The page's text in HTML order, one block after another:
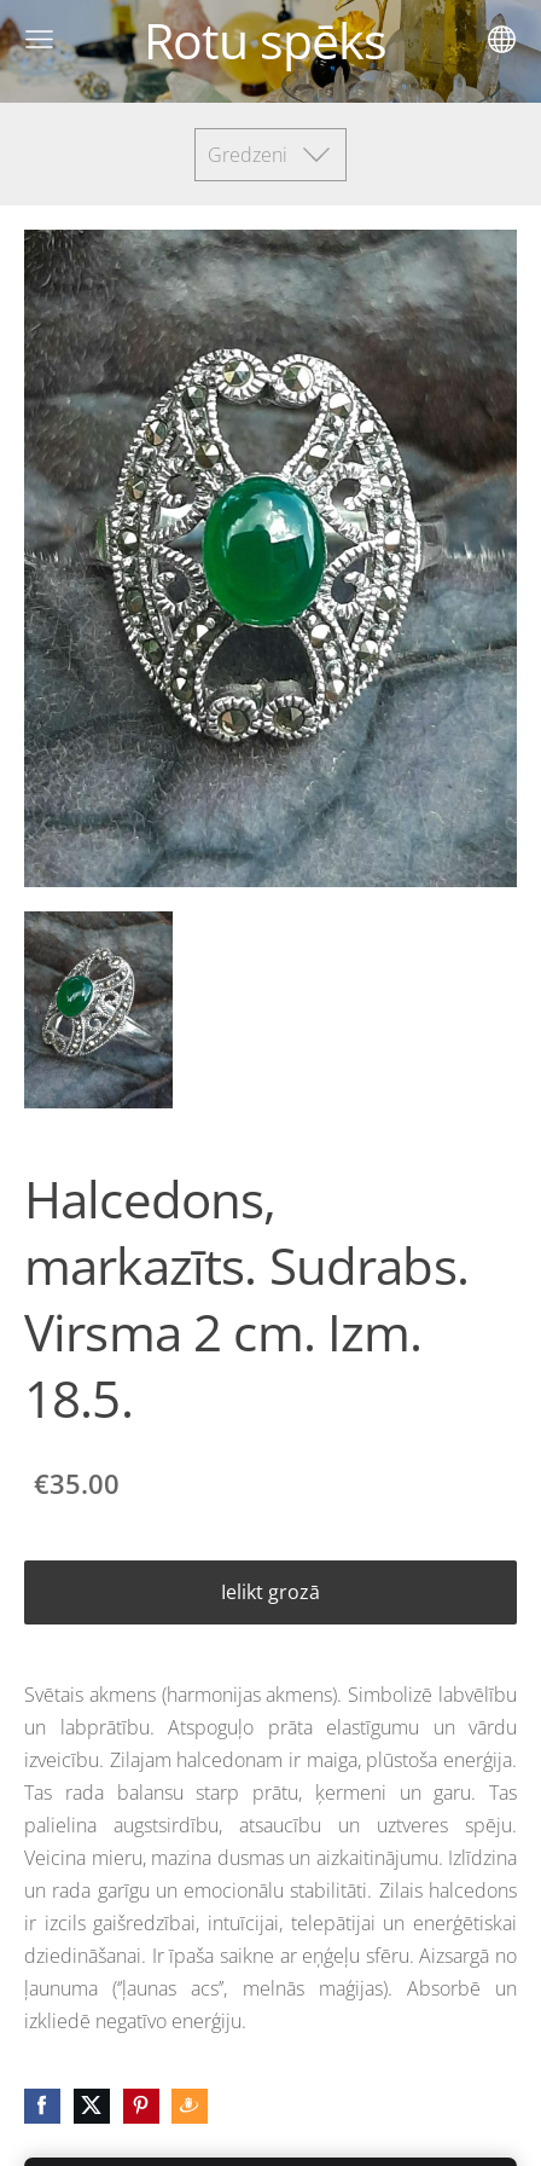
Rotu spēks
Gredzeni
Halcedons,
markazīts. Sudrabs.
Virsma 2 cm. Izm.
18.5.
€35.00
Ielikt grozā
Svētais akmens (harmonijas akmens). Simbolizē labvēlību
un labprātību. Atspoguļo prāta elastīgumu un vārdu
izveicību. Zilajam halcedonam ir maiga, plūstoša enerģija.
Tas rada balansu starp prātu, ķermeni un garu. Tas
palielina augstsirdību, atsaucību un uztveres spēju.
Veicina mieru, mazina dusmas un aizkaitinājumu. Izlīdzina
un rada garīgu un emocionālu stabilitāti. Zilais halcedons
ir izcils gaišredzībai, intuīcijai, telepātijai un enerģētiskai
dziedināšanai. Ir īpaša saikne ar eņģeļu sfēru. Aizsargā no
ļaunuma (‘’ļaunas acs’’, melnās maģijas). Absorbē un
izkliedē negatīvo enerģiju.